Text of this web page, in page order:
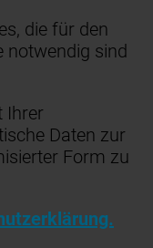
die für den
notwendig sind
Ihrer
Daten zur
Form zu